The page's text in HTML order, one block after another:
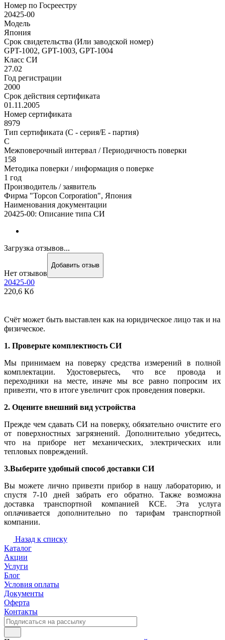
Номер по Госреестру
20425-00
Модель
Япония
Срок свидетельства (Или заводской номер)
GPT-1002, GPT-1003, GPT-1004
Класс СИ
27.02
Год регистрации
2000
Срок действия сертификата
01.11.2005
Номер сертификата
8979
Тип сертификата (C - серия/E - партия)
С
Межповерочный интервал / Периодичность поверки
158
Методика поверки / информация о поверке
1 год
Производитель / заявитель
Фирма "Topcon Corporation", Япония
Наименования документации
20425-00: Описание типа СИ
Загрузка отзывов...
Нет отзывов
Добавить отзыв
20425-00
220,6 Кб
Счёт может быть выставлен как на юридическое лицо так и на
физическое.
1. Проверьте комплектность СИ
Мы принимаем на поверку средства измерений в полной
комплектации. Удостоверьтесь, что все провода и
переходники на месте, иначе мы все равно попросим их
привезти, что в итоге увеличит срок проведения поверки.
2. Оцените внешний вид устройства
Прежде чем сдавать СИ на поверку, обязательно очистите его
от поверхностных загрязнений. Дополнительно убедитесь,
что на приборе нет механических, электрических или
тепловых повреждений.
3.Выберите удобный способ доставки СИ
Вы можете лично привезти прибор в нашу лабораторию, и
спустя 7-10 дней забрать его обратно. Также возможна
доставка транспортной компанией КСЕ. Эта услуга
оплачивается дополнительно по тарифам транспортной
компании.
Назад к списку
Каталог
Акции
Услуги
Блог
Условия оплаты
Документы
Оферта
Контакты